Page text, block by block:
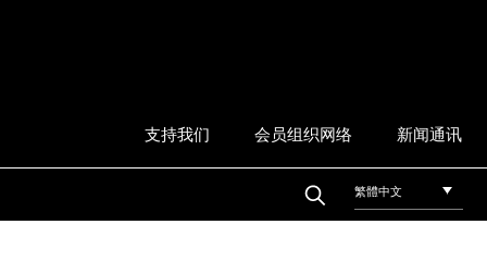
支持我们 会员组织网络 新闻通讯
繁體中文